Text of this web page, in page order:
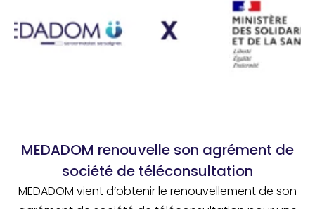
MEDADOM renouvelle son agrément de
société de téléconsultation
MEDADOM vient d’obtenir le renouvellement de son